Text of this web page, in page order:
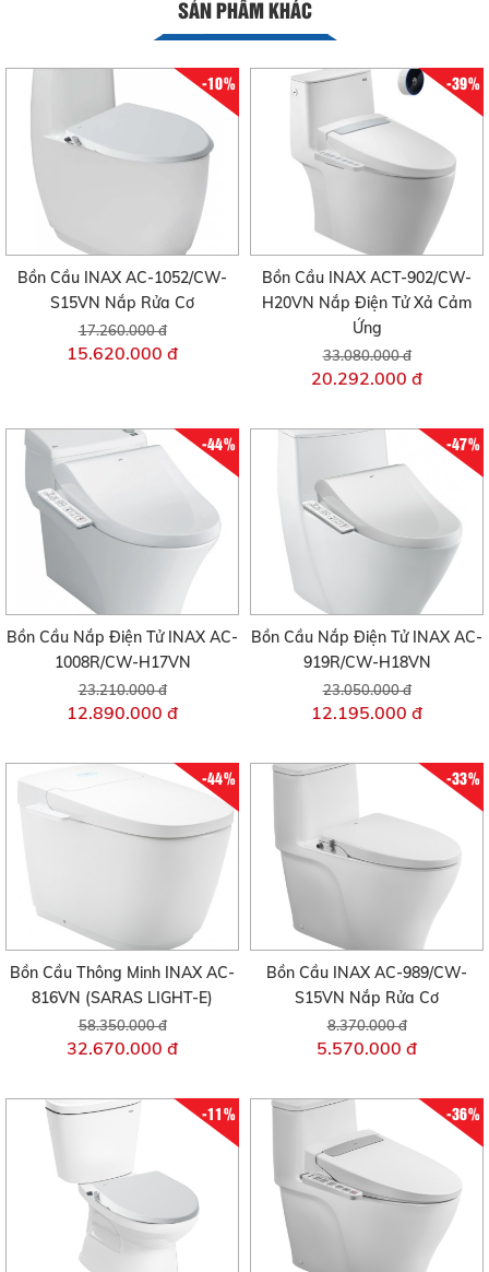
SẢN PHẨM KHÁC
-10%
Bồn Cầu INAX AC-1052/CW-
S15VN Nắp Rửa Cơ
17.260.000 đ
15.620.000 đ
-39%
Bồn Cầu INAX ACT-902/CW-
H20VN Nắp Điện Tử Xả Cảm
Ứng
33.080.000 đ
20.292.000 đ
-44%
Bồn Cầu Nắp Điện Tử INAX AC-
1008R/CW-H17VN
23.210.000 đ
12.890.000 đ
-47%
Bồn Cầu Nắp Điện Tử INAX AC-
919R/CW-H18VN
23.050.000 đ
12.195.000 đ
-44%
Bồn Cầu Thông Minh INAX AC-
816VN (SARAS LIGHT-E)
58.350.000 đ
32.670.000 đ
-33%
Bồn Cầu INAX AC-989/CW-
S15VN Nắp Rửa Cơ
8.370.000 đ
5.570.000 đ
-11% -36%